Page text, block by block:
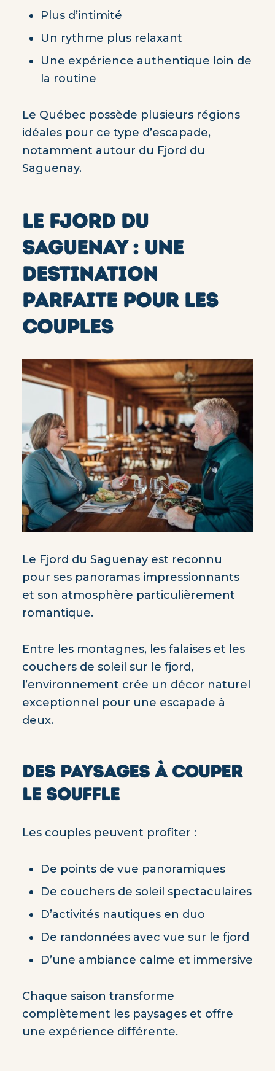
Plus d’intimité
Un rythme plus relaxant
Une expérience authentique loin de
la routine
Le Québec possède plusieurs régions
idéales pour ce type d’escapade,
notamment autour du Fjord du
Saguenay.
LE FJORD DU
SAGUENAY : UNE
DESTINATION
PARFAITE POUR LES
COUPLES
Le Fjord du Saguenay est reconnu
pour ses panoramas impressionnants
et son atmosphère particulièrement
romantique.
Entre les montagnes, les falaises et les
couchers de soleil sur le fjord,
l’environnement crée un décor naturel
exceptionnel pour une escapade à
deux.
DES PAYSAGES À COUPER
LE SOUFFLE
Les couples peuvent profiter :
De points de vue panoramiques
De couchers de soleil spectaculaires
D’activités nautiques en duo
De randonnées avec vue sur le fjord
D’une ambiance calme et immersive
Chaque saison transforme
complètement les paysages et offre
une expérience différente.